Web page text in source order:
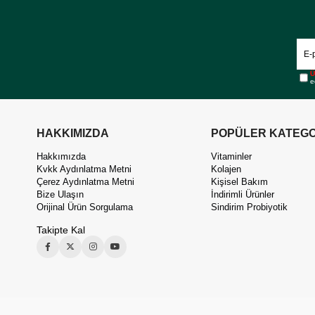
HAKKIMIZDA
Hakkımızda
Kvkk Aydınlatma Metni
Çerez Aydınlatma Metni
Bize Ulaşın
Orijinal Ürün Sorgulama
Takipte Kal
POPÜLER
Vitaminler
Kolajen
Kişisel Bakım
İndirimli Ürünler
Sindirim Probiyotik